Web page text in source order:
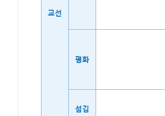
교선
평화
섬김